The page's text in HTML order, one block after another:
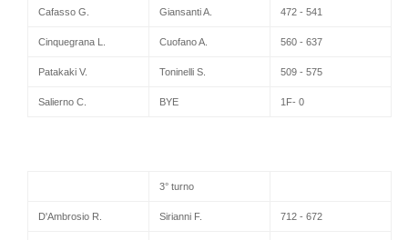
Cafasso G. Giansanti A. 472 - 541
Cinquegrana L. Cuofano A. 560 - 637
Patakaki V. Toninelli S. 509 - 575
Salierno C. BYE 1F- 0
3° turno
D'Ambrosio R. Sirianni F. 712 - 672